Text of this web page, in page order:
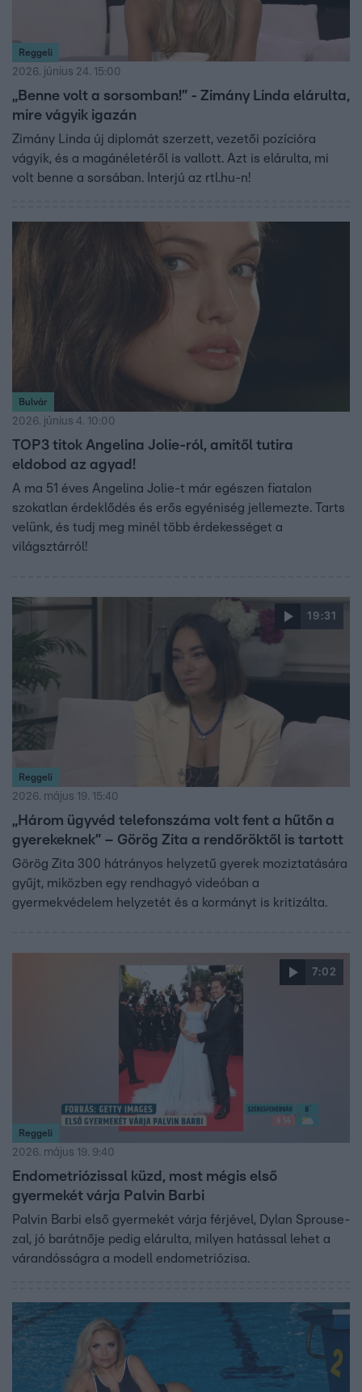
Reggeli
2026. június 24. 15:00
„Benne volt a sorsomban!” - Zimány Linda elárulta,
mire vágyik igazán
Zimány Linda új diplomát szerzett, vezetői pozícióra
vágyik, és a magánéletéről is vallott. Azt is elárulta, mi
volt benne a sorsában. Interjú az rtl.hu-n!
Bulvár
2026. június 4. 10:00
TOP3 titok Angelina Jolie-ról, amitől tutira
eldobod az agyad!
A ma 51 éves Angelina Jolie-t már egészen fiatalon
szokatlan érdeklődés és erős egyéniség jellemezte. Tarts
velünk, és tudj meg minél több érdekességet a
világsztárról!
19:31
Reggeli
2026. május 19. 15:40
„Három ügyvéd telefonszáma volt fent a hűtőn a
gyerekeknek” – Görög Zita a rendőröktől is tartott
Görög Zita 300 hátrányos helyzetű gyerek moziztatására
gyűjt, miközben egy rendhagyó videóban a
gyermekvédelem helyzetét és a kormányt is kritizálta.
7:02
Reggeli
2026. május 19. 9:40
Endometriózissal küzd, most mégis első
gyermekét várja Palvin Barbi
Palvin Barbi első gyermekét várja férjével, Dylan Sprouse-
zal, jó barátnője pedig elárulta, milyen hatással lehet a
várandósságra a modell endometriózisa.